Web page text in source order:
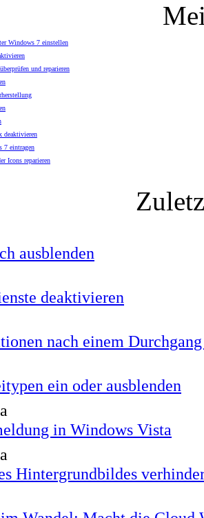
Windows 7 einstellen
und reparieren
deaktivieren
7 eintragen
Icons reparieren
ausblenden
deaktivieren
nach einem Durchgang
ein oder ausblenden
in Windows Vista
Hintergrundbildes